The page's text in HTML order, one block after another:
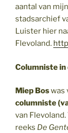
aantal van
stadsarchief
Luister hier
Flevoland.
Columniste in
Miep Boswas
columniste
van
reeks De